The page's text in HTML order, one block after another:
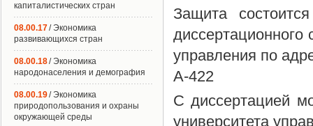
Защита
диссертационного
управления по
А-422
С диссертацией
университета
капиталистических стран
08.00.17/ Экономика
развивающихся стран
08.00.18/ Экономика
народонаселения и демография
08.00.19/ Экономика
природопользования и охраны
окружающей среды